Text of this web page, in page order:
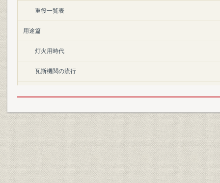
重役一覧表
用途篇
灯火用時代
瓦斯機関の流行
工業熱用台頭
副生物篇
コールタール
クレオソート油